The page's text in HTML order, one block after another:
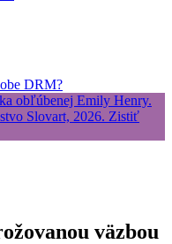
DRM?
väzbou